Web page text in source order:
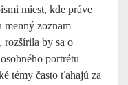
miest, kde práve
menný zoznam
rozšírila by sa o
portrétu
témy často ťahajú za